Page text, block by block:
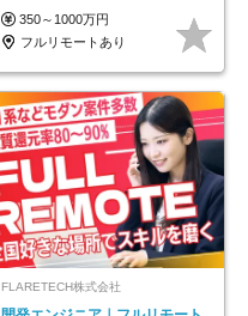
ネイル自由／副業OK
350～1000万円
フルリモートあり
FLARETECH株式会社